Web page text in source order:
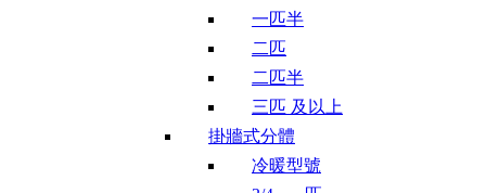
一匹半
二匹
二匹半
三匹 及以上
掛牆式分體
冷暖型號